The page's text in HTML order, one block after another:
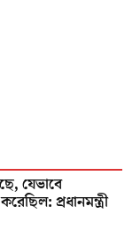
যেভাবে
প্রধানমন্ত্রী